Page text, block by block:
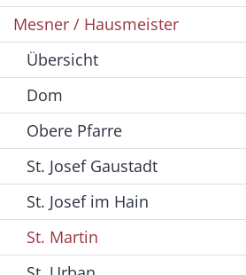
Mesner / Hausmeister
Übersicht
Dom
Obere Pfarre
St. Josef Gaustadt
St. Josef im Hain
St. Martin